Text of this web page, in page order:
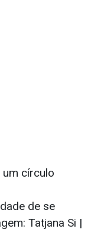
de se
Tatjana Si |